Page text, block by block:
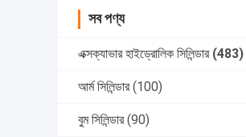
সব পণ্য
এক্সক্যাভার হাইড্রোলিক সিলিন্ডার (483)
আর্ম সিলিন্ডার (100)
বুম সিলিন্ডার (90)